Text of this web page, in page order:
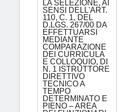
LA SELEZIONE, AI
SENSI DELL'ART.
110, C. 1, DEL
D.LGS. 267/00 DA
EFFETTUARSI
MEDIANTE
COMPARAZIONE
DEI CURRICULA
E COLLOQUIO, DI
N. 1 ISTRUTTORE
DIRETTIVO
TECNICO A
TEMPO
DETERMINATO E
PIENO – AREA